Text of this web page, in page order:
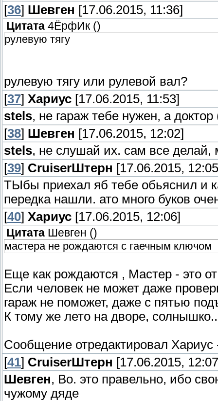
[36] Шевген [17.06.2015, 11:36]
Цитата 4ЁрфИк ()
рулевую тягу
рулевую тягу или рулевой вал?
[37] Хариус [17.06.2015, 11:53]
stels, не гараж тебе нужен, а
[38] Шевген [17.06.2015, 12:02]
stels, не слушай их. сам все
[39] СruiserШтерн [17.06.2015,
ТЫбы приехал яб тебе обьяснил и
передка нашли. ато много буков
[40] Хариус [17.06.2015, 12:06]
Цитата Шевген ()
мастера не рождаются с гаечным ключом
Еще как рождаются , Мастер - это
Если человек не может даже
гараж не поможет, даже с пятью
К тому же лето на дворе,
Сообщение отредактировал Хариус
[41] СruiserШтерн [17.06.2015,
Шевген, Во. это правельно, ибо
чужому дяде